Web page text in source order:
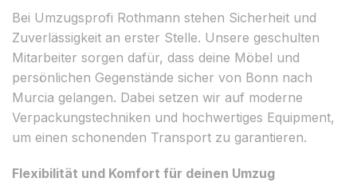
Bei Umzugsprofi Rothmann stehen Sicherheit und
Zuverlässigkeit an erster Stelle. Unsere geschulten
Mitarbeiter sorgen dafür, dass deine Möbel und
persönlichen Gegenstände sicher von Bonn nach
Murcia gelangen. Dabei setzen wir auf moderne
Verpackungstechniken und hochwertiges Equipment,
um einen schonenden Transport zu garantieren.
Flexibilität und Komfort für deinen Umzug